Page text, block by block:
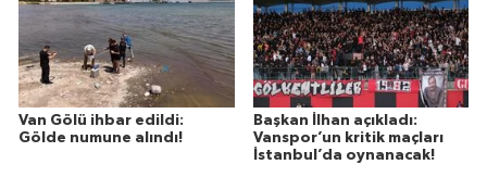
Van Gölü ihbar edildi:
Gölde numune alındı!
Başkan İlhan açıkladı:
Vanspor’un kritik maçları
İstanbul’da oynanacak!